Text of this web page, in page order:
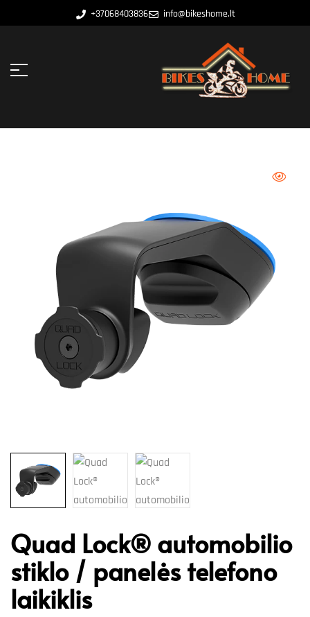
+37068403836 info@bikeshome.lt
Quad Lock® automobilio
stiklo / panelės telefono
laikiklis